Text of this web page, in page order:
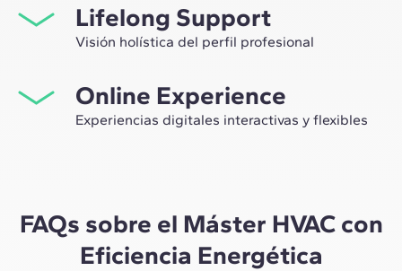
network profesional, sino tener la ocasión única de
participar en grupos de trabajo seleccionados,
asesorados por el expertise de nuestros profesores,
construcción.
Lifelong Support
Visión holística del perfil profesional
Máster, te acompañamos para tener una visión crítica y
360º de tu futuro como experto en el sector.
Online Experience
Experiencias digitales interactivas y flexibles
ritmo híbrido de los profesionales actuales.
FAQs sobre el Máster HVAC con
Eficiencia Energética